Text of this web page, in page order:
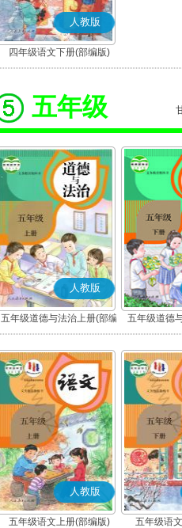
人教版
四年级语文下册(部编版)
五年级
人教版
五年级道德与法治上册(部编
版)
五年级道德
人教版
五年级语文上册(部编版) 五年级语